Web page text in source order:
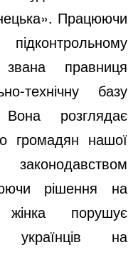
Працюючи
звана правниця
технічну базу
розглядає
громадян нашої
рішення на
жінка порушує
українців на